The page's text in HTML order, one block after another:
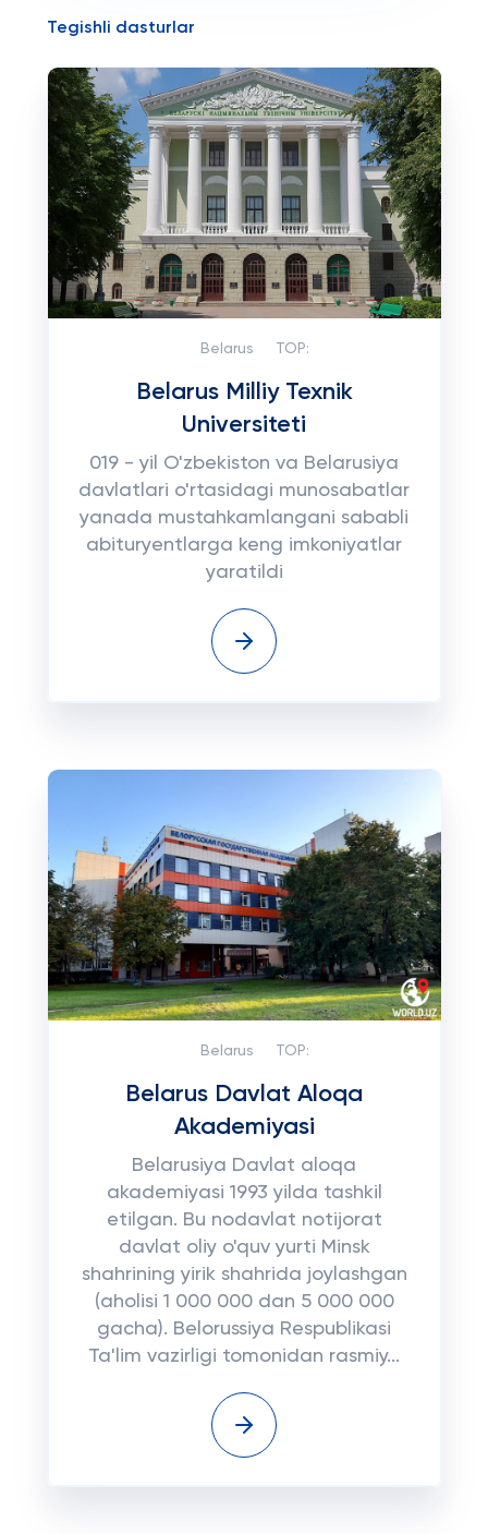
Tegishli dasturlar
Belarus TOP:
Belarus Milliy Texnik
Universiteti
019 - yil O'zbekiston va Belarusiya
davlatlari o'rtasidagi munosabatlar
yanada mustahkamlangani sababli
abituryentlarga keng imkoniyatlar
yaratildi
Belarus TOP:
Belarus Davlat Aloqa
Akademiyasi
Belarusiya Davlat aloqa
akademiyasi 1993 yilda tashkil
etilgan. Bu nodavlat notijorat
davlat oliy o'quv yurti Minsk
shahrining yirik shahrida joylashgan
(aholisi 1 000 000 dan 5 000 000
gacha). Belorussiya Respublikasi
Ta'lim vazirligi tomonidan rasmiy...